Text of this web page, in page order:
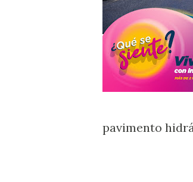
pavimento